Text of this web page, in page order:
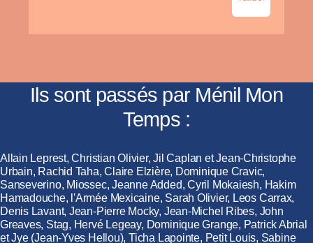
Ils sont passés par Ménil Mon
Temps :
Allain Leprest, Christian Olivier, Jil Caplan et Jean-Christophe
Urbain, Rachid Taha, Claire Elzière, Dominique Cravic,
Sanseverino, Miossec, Jeanne Added, Cyril Mokaiesh, Hakim
Hamadouche, l'Armée Mexicaine, Sarah Olivier, Leos Carrax,
Denis Lavant, Jean-Pierre Mocky, Jean-Michel Ribes, John
Greaves, Stag, Hervé Legeay, Dominique Grange, Patrick Abrial
et Jye (Jean-Yves Hellou), Ticha Lapointe, Petit Louis, Sabine